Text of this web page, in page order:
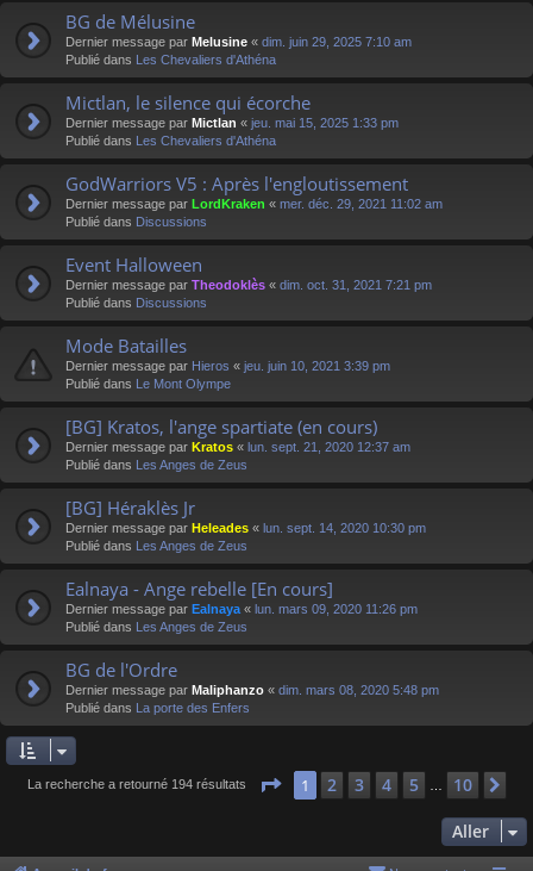
BG de Mélusine
Dernier message par Melusine « dim. juin 29, 2025 7:10 am
Publié dans Les Chevaliers d'Athéna
Mictlan, le silence qui écorche
Dernier message par Mictlan « jeu. mai 15, 2025 1:33 pm
Publié dans Les Chevaliers d'Athéna
GodWarriors V5 : Après l'engloutissement
Dernier message par LordKraken « mer. déc. 29, 2021 11:02 am
Publié dans Discussions
Event Halloween
Dernier message par Theodoklès « dim. oct. 31, 2021 7:21 pm
Publié dans Discussions
Mode Batailles
Dernier message par Hieros « jeu. juin 10, 2021 3:39 pm
Publié dans Le Mont Olympe
[BG] Kratos, l'ange spartiate (en cours)
Dernier message par Kratos « lun. sept. 21, 2020 12:37 am
Publié dans Les Anges de Zeus
[BG] Héraklès Jr
Dernier message par Heleades « lun. sept. 14, 2020 10:30 pm
Publié dans Les Anges de Zeus
Ealnaya - Ange rebelle [En cours]
Dernier message par Ealnaya « lun. mars 09, 2020 11:26 pm
Publié dans Les Anges de Zeus
BG de l'Ordre
Dernier message par Maliphanzo « dim. mars 08, 2020 5:48 pm
Publié dans La porte des Enfers
La recherche a retourné 194 résultats Page 1sur 10
1 2 3 4 5 10
Aller